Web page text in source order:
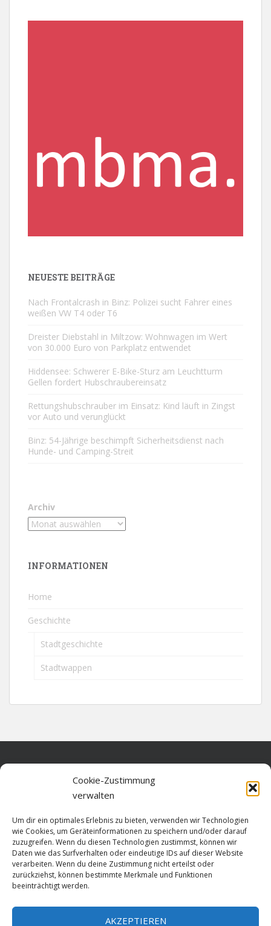
Cookie-Zustimmung
verwalten
Um dir ein optimales Erlebnis zu bieten, verwenden wir Technologien
wie Cookies, um Geräteinformationen zu speichern und/oder darauf
zuzugreifen. Wenn du diesen Technologien zustimmst, können wir
Daten wie das Surfverhalten oder eindeutige IDs auf dieser Website
verarbeiten. Wenn du deine Zustimmung nicht erteilst oder
zurückziehst, können bestimmte Merkmale und Funktionen
beeinträchtigt werden.
AKZEPTIEREN
NEUESTE BEITRÄGE
Nach Frontalcrash in Binz: Polizei sucht Fahrer eines
weißen VW T4 oder T6
Dreister Diebstahl in Miltzow: Wohnwagen im Wert
von 30.000 Euro von Parkplatz entwendet
Hiddensee: Schwerer E-Bike-Sturz am Leuchtturm
Gellen fordert Hubschraubereinsatz
Rettungshubschrauber im Einsatz: Kind läuft in Zingst
vor Auto und verunglückt
Binz: 54-Jährige beschimpft Sicherheitsdienst nach
Hunde- und Camping-Streit
Archiv
INFORMATIONEN
Home
Geschichte
Stadtgeschichte
Stadtwappen
Datenschutz
Cookie-Richtlinie (EU)
Impressum